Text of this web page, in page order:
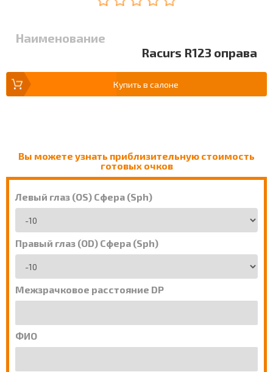
Наименование
Racurs R123 оправа
Купить в салоне
Вы можете узнать приблизительную стоимость
готовых очков
Левый глаз (OS) Сфера (Sph)
Правый глаз (OD) Сфера (Sph)
Межзрачковое расстояние DP
ФИО